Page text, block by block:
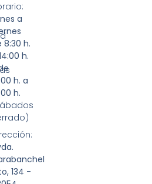
a
8:30 h.
h.
h. a
h.
134 -